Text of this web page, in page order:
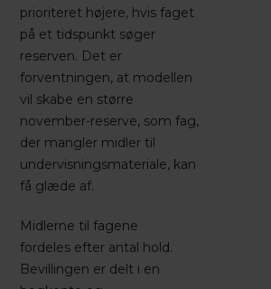
prioriteret højere, hvis faget
på et tidspunkt søger
reserven. Det er
forventningen, at modellen
vil skabe en større
november-reserve, som fag,
der mangler midler til
undervisningsmateriale, kan
få glæde af.
Midlerne til fagene
fordeles efter antal hold.
Bevillingen er delt i en